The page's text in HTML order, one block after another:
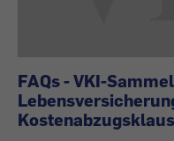
FAQs - VKI-